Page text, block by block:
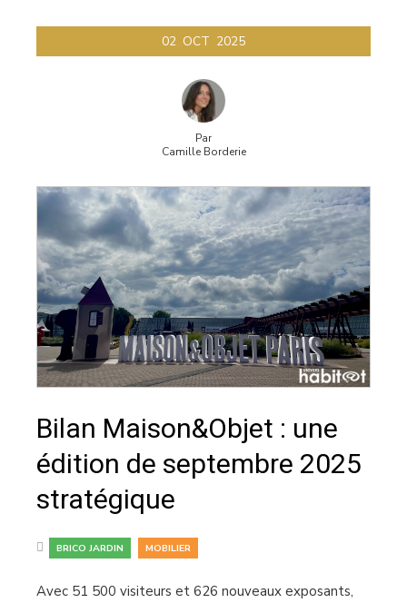
02 OCT 2025
Par
Camille Borderie
Bilan Maison&Objet : une
édition de septembre 2025
stratégique
BRICO JARDIN MOBILIER
Avec 51 500 visiteurs et 626 nouveaux exposants,